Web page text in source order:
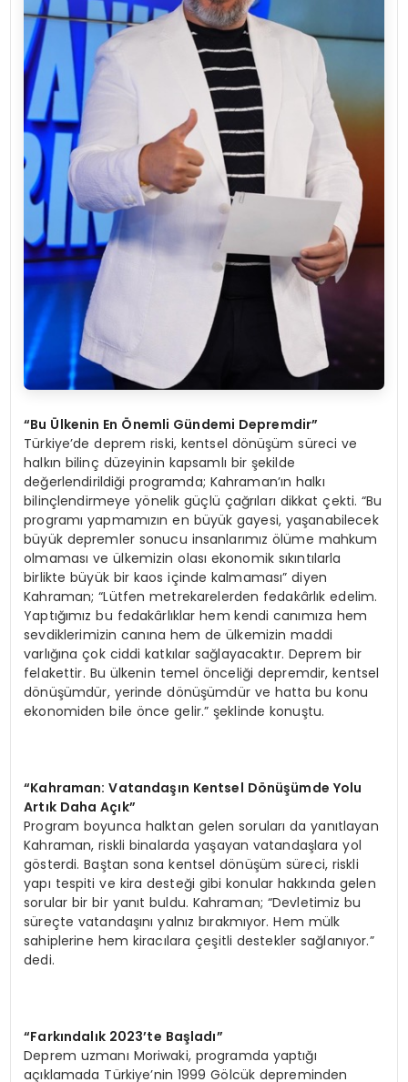
“Bu Ülkenin En Önemli Gündemi Depremdir”
Türkiye’de deprem riski, kentsel dönüşüm süreci ve
halkın bilinç düzeyinin kapsamlı bir şekilde
değerlendirildiği programda; Kahraman’ın halkı
bilinçlendirmeye yönelik güçlü çağrıları dikkat çekti. “Bu
programı yapmamızın en büyük gayesi, yaşanabilecek
büyük depremler sonucu insanlarımız ölüme mahkum
olmaması ve ülkemizin olası ekonomik sıkıntılarla
birlikte büyük bir kaos içinde kalmaması” diyen
Kahraman; “Lütfen metrekarelerden fedakârlık edelim.
Yaptığımız bu fedakârlıklar hem kendi canımıza hem
sevdiklerimizin canına hem de ülkemizin maddi
varlığına çok ciddi katkılar sağlayacaktır. Deprem bir
felakettir. Bu ülkenin temel önceliği depremdir, kentsel
dönüşümdür, yerinde dönüşümdür ve hatta bu konu
ekonomiden bile önce gelir.” şeklinde konuştu.
“Kahraman: Vatandaşın Kentsel Dönüşümde Yolu
Artık Daha Açık”
Program boyunca halktan gelen soruları da yanıtlayan
Kahraman, riskli binalarda yaşayan vatandaşlara yol
gösterdi. Baştan sona kentsel dönüşüm süreci, riskli
yapı tespiti ve kira desteği gibi konular hakkında gelen
sorular bir bir yanıt buldu. Kahraman; “Devletimiz bu
süreçte vatandaşını yalnız bırakmıyor. Hem mülk
sahiplerine hem kiracılara çeşitli destekler sağlanıyor.”
dedi.
“Farkındalık 2023’te Başladı”
Deprem uzmanı Moriwaki, programda yaptığı
açıklamada Türkiye’nin 1999 Gölcük depreminden